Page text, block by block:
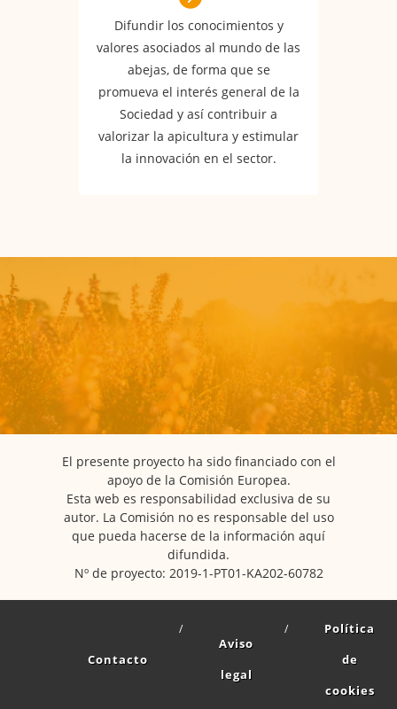
Difundir los conocimientos y
valores asociados al mundo de las
abejas, de forma que se
promueva el interés general de la
Sociedad y así contribuir a
valorizar la apicultura y estimular
la innovación en el sector.
El presente proyecto ha sido financiado con el
apoyo de la Comisión Europea.
Esta web es responsabilidad exclusiva de su
autor. La Comisión no es responsable del uso
que pueda hacerse de la información aquí
difundida.
Nº de proyecto: 2019-1-PT01-KA202-60782
Contacto
Aviso
legal
Política
de
cookies